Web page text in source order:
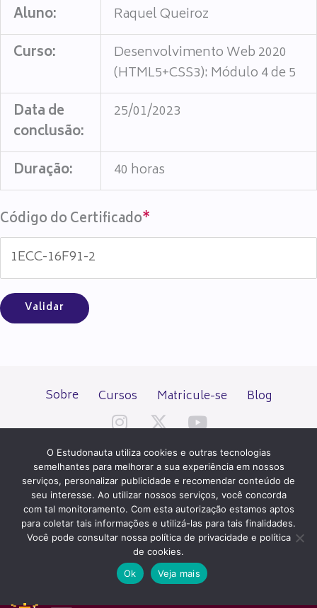
Aluno:
Raquel Queiroz
Curso:
Desenvolvimento Web 2020
(HTML5+CSS3): Módulo 4 de 5
Data de
conclusão:
25/01/2023
Duração: 40 horas
Código do Certificado*
Sobre Cursos Matricule-se Blog
Todos os direitos reservados desde 2000.
PATROCÍNIO E HOSPEDAGEM
O Estudonauta utiliza cookies e outras tecnologias
semelhantes para melhorar a sua experiência em nossos
serviços, personalizar publicidade e recomendar conteúdo de
seu interesse. Ao utilizar nossos serviços, você concorda
com tal monitoramento. Com esta autorização estamos aptos
para coletar tais informações e utilizá-las para tais finalidades.
Você pode consultar nossa política de privacidade e política
de cookies.
Ok
Veja mais